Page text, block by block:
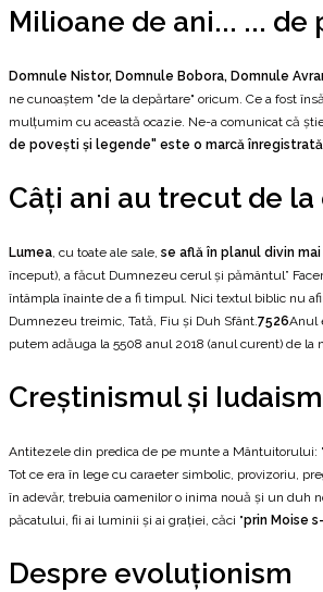
Milioane de ani... ...
Domnule Nistor, Domnule Bobora, Domnule
ne cunoaștem "de la depărtare" oricum. Ce a fost
mulțumim cu această ocazie. Ne-a comunicat că
de povești și legende" este o marcă înregistrată
Câți ani au trecut de
Lumea , cu toate ale sale, se află în planul divin
început), a făcut Dumnezeu cerul și pământul”
întâmpla înainte de a fi timpul. Nici textul biblic nu
Dumnezeu treimic, Tată, Fiu și Duh Sfânt. 7526Anul
putem adăuga la 5508 anul 2018 (anul curent) de la
Creștinismul și
Antitezele din predica de pe munte a Mântuitorului:
Tot ce era în lege cu caraeter simbolic, provizoriu,
în adevăr, trebuia oamenilor o inima nouă și un duh
păcatului, fii ai luminii și ai grației, căci "prin Moise
Despre evoluționism